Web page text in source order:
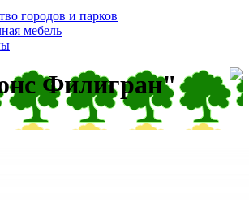
городов и парков
мебель
Филигран"